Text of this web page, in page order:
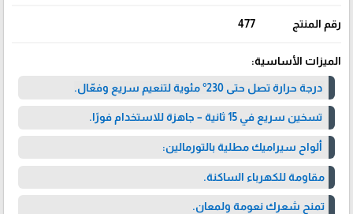
رقم المنتج 477
الميزات الأساسية:
درجة حرارة تصل حتى 230° مئوية لتنعيم سريع وفعّال.
تسخين سريع في 15 ثانية – جاهزة للاستخدام فورًا.
ألواح سيراميك مطلية بالتورمالين:
مقاومة للكهرباء الساكنة.
تمنح شعرك نعومة ولمعان.